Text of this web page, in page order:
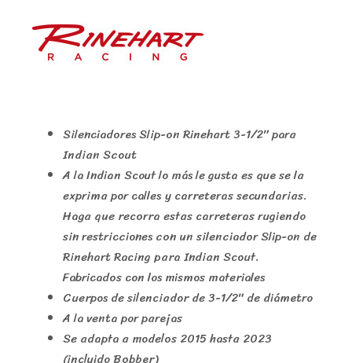
Silenciadores Slip-on Rinehart 3-1/2″ para
Indian Scout
A la Indian Scout lo más le gusta es que se la
exprima por calles y carreteras secundarias.
Haga que recorra estas carreteras rugiendo
sin restricciones con un silenciador Slip-on de
Rinehart Racing para Indian Scout.
Fabricados con los mismos materiales
Cuerpos de silenciador de 3-1/2″ de diámetro
A la venta por parejas
Se adapta a modelos 2015 hasta 2023
(incluido Bobber)